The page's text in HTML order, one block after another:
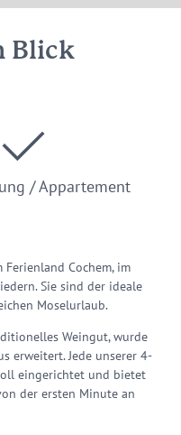
Blick
/ Appartement
Cochem, im
Sie sind der ideale
Moselurlaub.
Weingut, wurde
erweitert. Jede unserer 4-
eingerichtet und bietet
der ersten Minute an